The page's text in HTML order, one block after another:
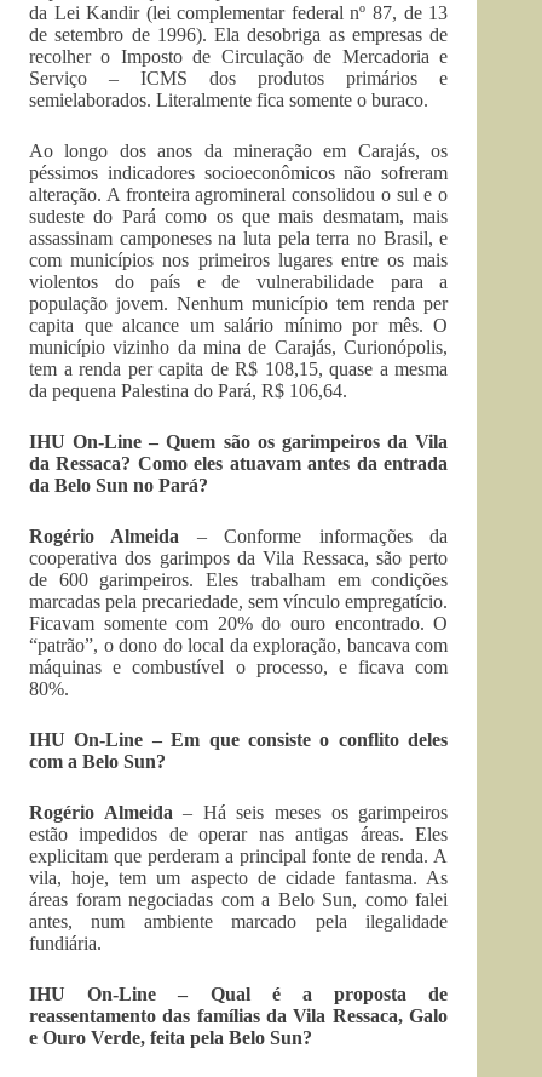
da Lei Kandir (lei complementar federal nº 87, de 13
de setembro de 1996). Ela desobriga as empresas de
recolher o Imposto de Circulação de Mercadoria e
Serviço – ICMS dos produtos primários e
semielaborados. Literalmente fica somente o buraco.
Ao longo dos anos da mineração em Carajás, os
péssimos indicadores socioeconômicos não sofreram
alteração. A fronteira agromineral consolidou o sul e o
sudeste do Pará como os que mais desmatam, mais
assassinam camponeses na luta pela terra no Brasil, e
com municípios nos primeiros lugares entre os mais
violentos do país e de vulnerabilidade para a
população jovem. Nenhum município tem renda per
capita que alcance um salário mínimo por mês. O
município vizinho da mina de Carajás, Curionópolis,
tem a renda per capita de R$ 108,15, quase a mesma
da pequena Palestina do Pará, R$ 106,64.
IHU On-Line – Quem são os garimpeiros da Vila
da Ressaca? Como eles atuavam antes da entrada
da Belo Sun no Pará?
Rogério Almeida – Conforme informações da
cooperativa dos garimpos da Vila Ressaca, são perto
de 600 garimpeiros. Eles trabalham em condições
marcadas pela precariedade, sem vínculo empregatício.
Ficavam somente com 20% do ouro encontrado. O
“patrão”, o dono do local da exploração, bancava com
máquinas e combustível o processo, e ficava com
80%.
IHU On-Line – Em que consiste o conflito deles
com a Belo Sun?
Rogério Almeida – Há seis meses os garimpeiros
estão impedidos de operar nas antigas áreas. Eles
explicitam que perderam a principal fonte de renda. A
vila, hoje, tem um aspecto de cidade fantasma. As
áreas foram negociadas com a Belo Sun, como falei
antes, num ambiente marcado pela ilegalidade
fundiária.
IHU On-Line – Qual é a proposta de
reassentamento das famílias da Vila Ressaca, Galo
e Ouro Verde, feita pela Belo Sun?